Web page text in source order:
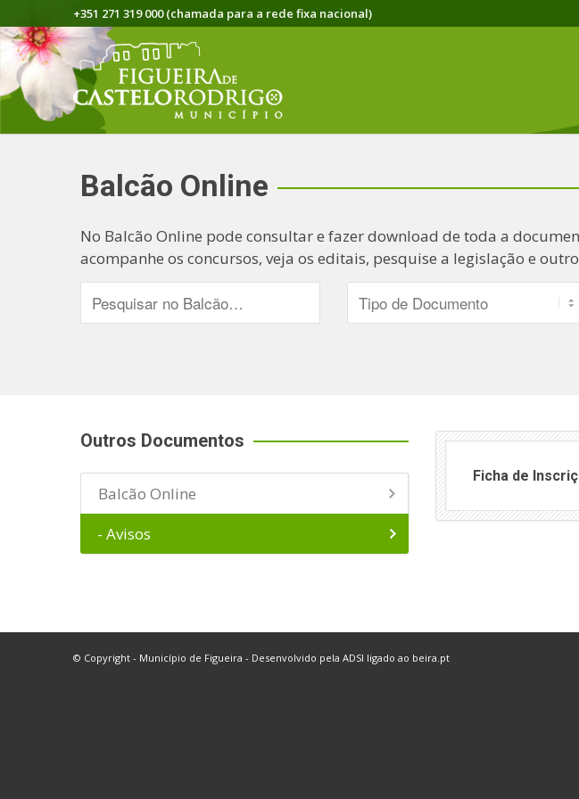
+351 271 319 000 (chamada para a rede fixa nacional)
Balcão Online
No Balcão Online pode consultar e fazer download de toda a
acompanhe os concursos, veja os editais, pesquise a legislação e
Outros Documentos
Balcão Online
- Avisos
Ficha de
© Copyright - Município de Figueira - Desenvolvido pela ADSI ligado ao beira.pt